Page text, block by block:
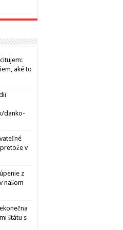
aké to
danko-
v
z
našom
štátu s